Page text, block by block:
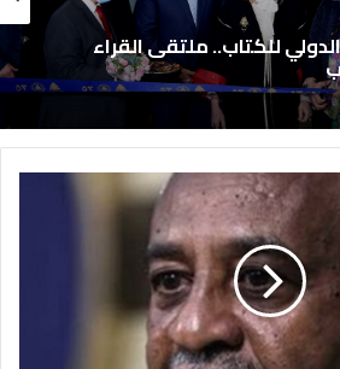
للكتاب.. ملتقى القراء